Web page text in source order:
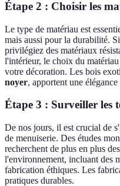
Étape 2 : Choisir les
Le type de matériau est
mais aussi pour la durabilité.
privilégiez des matériaux
l'intérieur, le choix du
votre décoration. Les bois
noyer, apportent une
Étape 3 : Surveiller les
De nos jours, il est crucial de
de menuiserie. Des études
recherchent de plus en plus
l'environnement, incluant des
fabrication éthiques. Les
pratiques durables.